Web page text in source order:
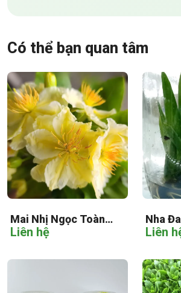
Có thể bạn quan tâm
Mai Nhị Ngọc Toàn
Cấy Mô
Liên hệ
Nha
Liên